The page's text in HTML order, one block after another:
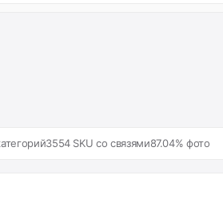
3554 SKU со связями87.04% фото